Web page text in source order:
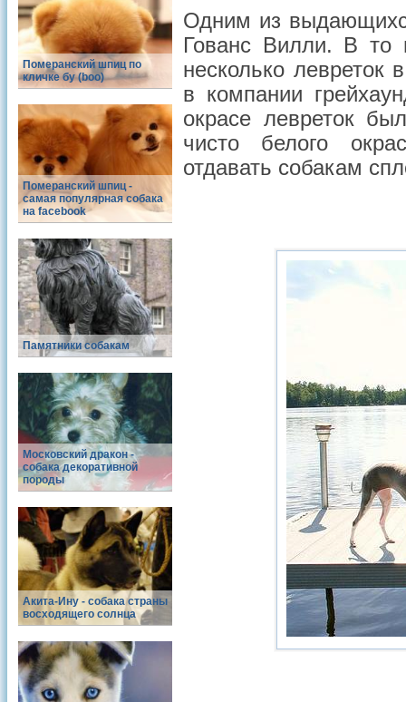
Померанский шпиц по
кличке бу (boo)
Померанский шпиц -
cамая популярная собака
на facebook
Памятники собакам
Московский дракон -
собака декоративной
породы
Акита-Ину - собака страны
восходящего солнца
Одним из
Гованс Вилли. В
несколько левреток
в компании
окрасе левреток
чисто белого
отдавать собакам